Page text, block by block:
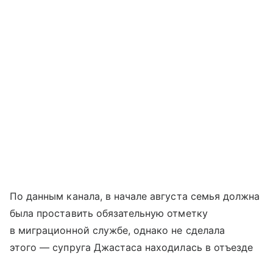
По данным канала, в начале августа семья должна
была проставить обязательную отметку
в миграционной службе, однако не сделала
этого — супруга Джастаса находилась в отъезде